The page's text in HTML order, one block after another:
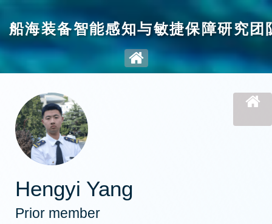
船海装备智能感知与敏捷保障研究团
Hengyi Yang
Prior member